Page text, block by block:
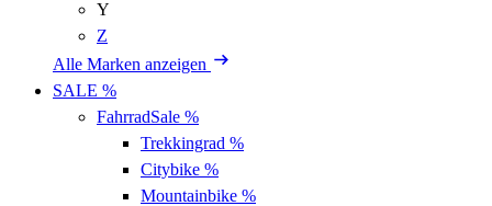
Y
Z
Alle Marken anzeigen
SALE %
FahrradSale %
Trekkingrad %
Citybike %
Mountainbike %